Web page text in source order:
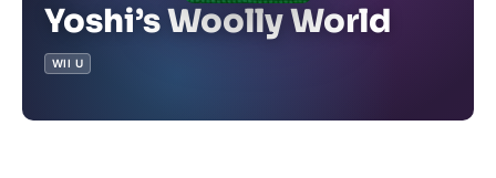
Yoshi’s Woolly World
WII U